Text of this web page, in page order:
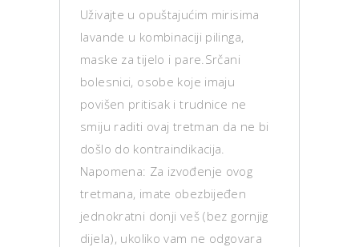
Uživajte u opuštajućim mirisima
lavande u kombinaciji pilinga,
maske za tijelo i pare.Srčani
bolesnici, osobe koje imaju
povišen pritisak i trudnice ne
smiju raditi ovaj tretman da ne bi
došlo do kontraindikacija.
Napomena: Za izvođenje ovog
tretmana, imate obezbijeđen
jednokratni donji veš (bez gornjig
dijela), ukoliko vam ne odgovara